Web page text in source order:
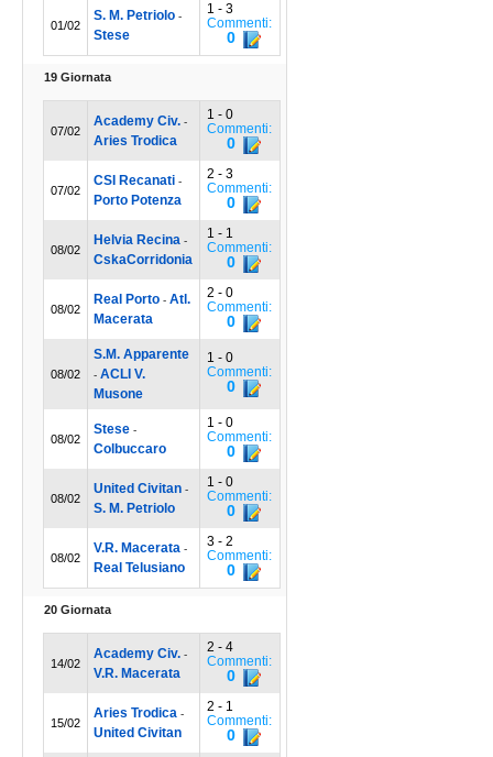
01/02
S. M. Petriolo-
Stese
1 - 3
Commenti:
0
19 Giornata
07/02
Academy Civ.-
Aries Trodica
1 - 0
Commenti:
0
07/02
CSI Recanati -
Porto Potenza
2 - 3
Commenti:
0
08/02
Helvia Recina-
CskaCorridonia
1 - 1
Commenti:
0
08/02
Real Porto- Atl.
Macerata
2 - 0
Commenti:
0
08/02
S.M. Apparente
- ACLI V.
Musone
1 - 0
Commenti:
0
08/02
Stese-
Colbuccaro
1 - 0
Commenti:
0
08/02
United Civitan-
S. M. Petriolo
1 - 0
Commenti:
0
08/02
V.R. Macerata-
Real Telusiano
3 - 2
Commenti:
0
20 Giornata
14/02
Academy Civ.-
V.R. Macerata
2 - 4
Commenti:
0
15/02
Aries Trodica-
United Civitan
2 - 1
Commenti:
0